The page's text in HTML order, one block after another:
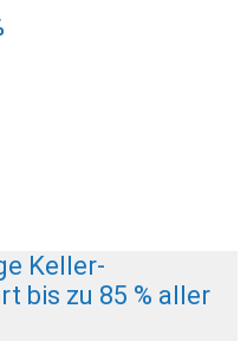
Keller-
bis zu 85 % aller